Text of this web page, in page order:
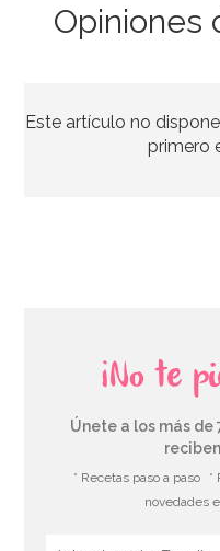
Opiniones
Este artículo no
primero
¡No te
Únete a los más
* Recetas paso a paso *
novedades